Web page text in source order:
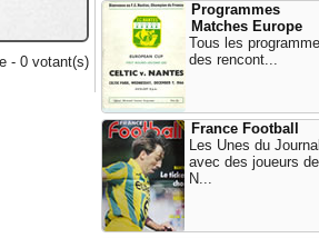
- 0 votant(s)
Programmes
Matches Europe
Tous les
des rencont...
France Football
Les Unes du Journal
avec des joueurs de
N...